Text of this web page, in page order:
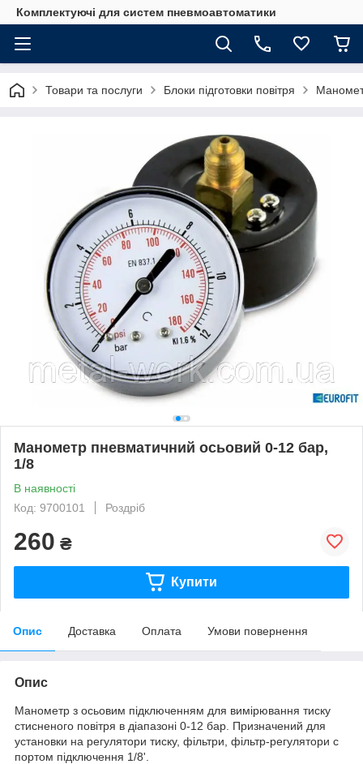
Комплектуючі для систем пневмоавтоматики
Товари та послуги Блоки підготовки повітря
Манометр пневматичний осьовий 0-12 бар,
1/8
В наявності
Код: 9700101
Роздріб
260 ₴
Купити
Опис Доставка Оплата Умови повернення
Опис
Манометр з осьовим підключенням для вимірювання тиску
стисненого повітря в діапазоні 0-12 бар. Призначений для
установки на регулятори тиску, фільтри, фільтр-регулятори c
портом підключення 1/8'.